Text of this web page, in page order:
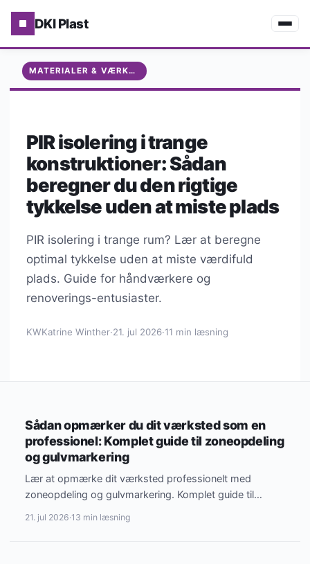
DKI Plast
MATERIALER & VÆRKTØJ
PIR isolering i trange
konstruktioner: Sådan
beregner du den rigtige
tykkelse uden at miste plads
PIR isolering i trange rum? Lær at beregne
optimal tykkelse uden at miste værdifuld
plads. Guide for håndværkere og
renoverings-entusiaster.
KWKatrine Winther·21. jul 2026·11 min læsning
Sådan opmærker du dit værksted som en
professionel: Komplet guide til zoneopdeling
og gulvmarkering
Lær at opmærke dit værksted professionelt med
zoneopdeling og gulvmarkering. Komplet guide til
21. jul 2026·13 min læsning